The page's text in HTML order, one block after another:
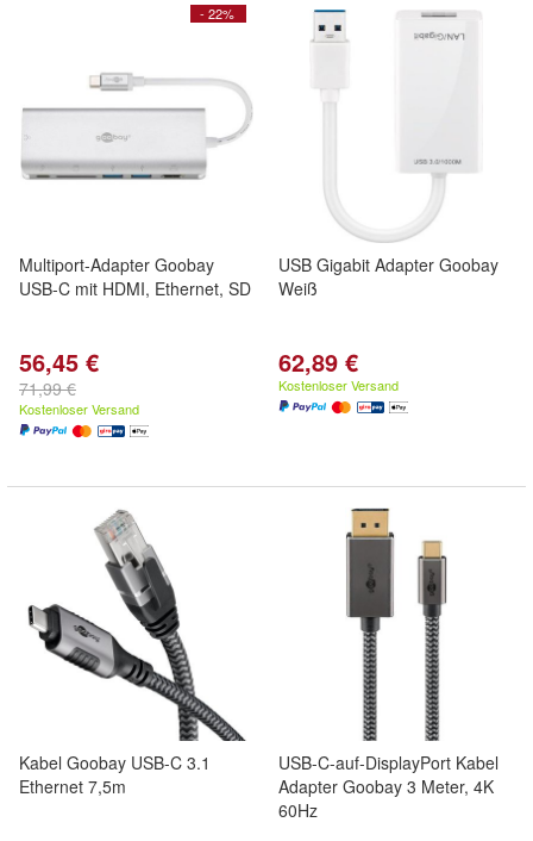
- 22%
Multiport-Adapter Goobay
USB-C mit HDMI, Ethernet, SD
56,45 €
71,99 €
Kostenloser Versand
USB Gigabit Adapter Goobay
Weiß
62,89 €
Kostenloser Versand
Kabel Goobay USB-C 3.1
Ethernet 7,5m
USB-C-auf-DisplayPort Kabel
Adapter Goobay 3 Meter, 4K
60Hz